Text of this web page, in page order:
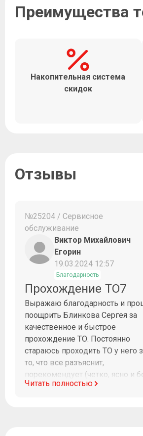
Преимущества
Накопительная система
скидок
Отзывы
№25204 / Сервисное
обслуживание
Виктор Михайлович
Егорин
19.03.2024 12:57
Благодарность
Прохождение ТО7
Выражаю благодарность и
поощрить Блинкова Сергея за
качественное и быстрое
прохождение ТО. Постоянно
стараюсь проходить ТО у него
то, что все разъяснит,
порекомендует (четко, ясно и
заумных слов) и потом все
Читать полностью